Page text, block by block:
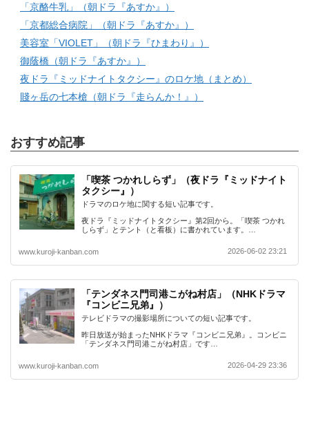
「京酪牛乳」（朝ドラ『あすか』）
「京都総合病院」（朝ドラ『あすか』）
美容室「VIOLET」（朝ドラ『ひまわり』）
御蔭橋（朝ドラ『あすか』）
夜ドラ『ミッドナイトタクシー』のロケ地（まとめ）
賤ヶ岳の七本槍（朝ドラ『走らんか！』）
おすすめ記事
「喫茶 つかれしらず」（夜ドラ『ミッドナイト
タクシー』）
ドラマのロケ地に関する短い記事です。
夜ドラ『ミッドナイトタクシー』第2回から。「喫茶 つかれ
しらず」とテント（と看板）に書かれています。…
www.kuroji-kanban.com 2026-06-02 23:21
「テンダネス門司港こがね村店」（NHKドラマ
『コンビニ兄弟』）
テレビドラマの撮影場所についての短い記事です。
昨日放送が始まったNHKドラマ『コンビニ兄弟』。コンビニ
「テンダネス門司港こがね村店」です…
www.kuroji-kanban.com 2026-04-29 23:36